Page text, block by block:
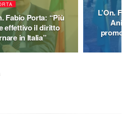
Fabio Porta: “Più
effettivo il diritto
in Italia”
L’On.